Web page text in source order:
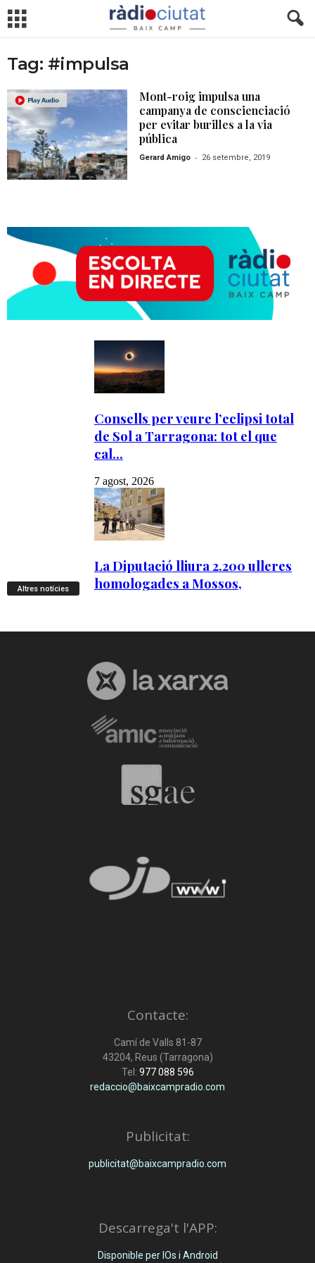
Tag: #impulsa
Mont-roig impulsa una
campanya de conscienciació
per evitar burilles a la via
pública
Gerard Amigo - 26 setembre, 2019
Altres notícies
Contacte:
Camí de Valls 81-87
43204, Reus (Tarragona)
Tel: 977 088 596
redaccio@baixcampradio.com
Publicitat:
publicitat@baixcampradio.com
Descarrega't l'APP:
Disponible per IOs i Android